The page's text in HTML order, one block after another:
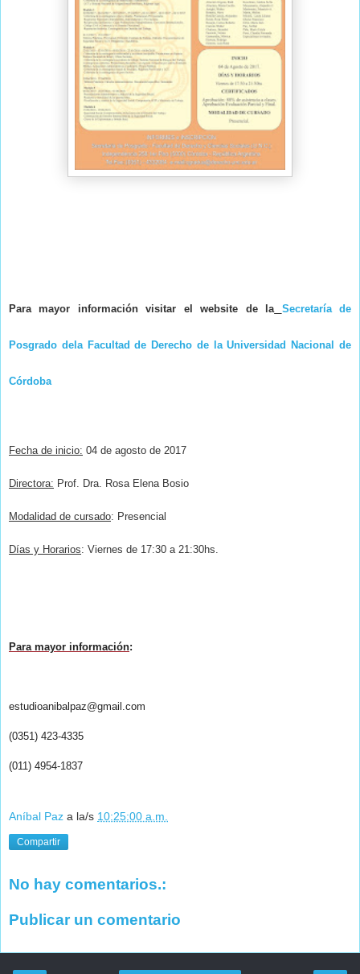
Para mayor información visitar el website de la Secretaría de
Posgrado dela Facultad de Derecho de la Universidad Nacional de
Córdoba
Fecha de inicio: 04 de agosto de 2017
Directora: Prof. Dra. Rosa Elena Bosio
Modalidad de cursado: Presencial
Días y Horarios: Viernes de 17:30 a 21:30hs.
Para mayor información:
estudioanibalpaz@gmail.com
(0351) 423-4335
(011) 4954-1837
Aníbal Paz a la/s 10:25:00 a.m.
Compartir
No hay comentarios.:
Publicar un comentario